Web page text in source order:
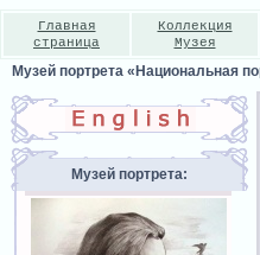
Главная
страница
Коллекция
Музея
Музей портрета «Национальная
Музей портрета: